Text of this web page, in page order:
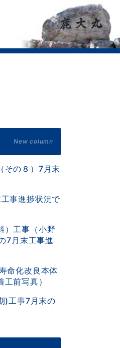
New column
その８）7月末
事進捗状況で
）工事（小野
7月末工事進
命化改良本体
前写真）
)工事7月末の